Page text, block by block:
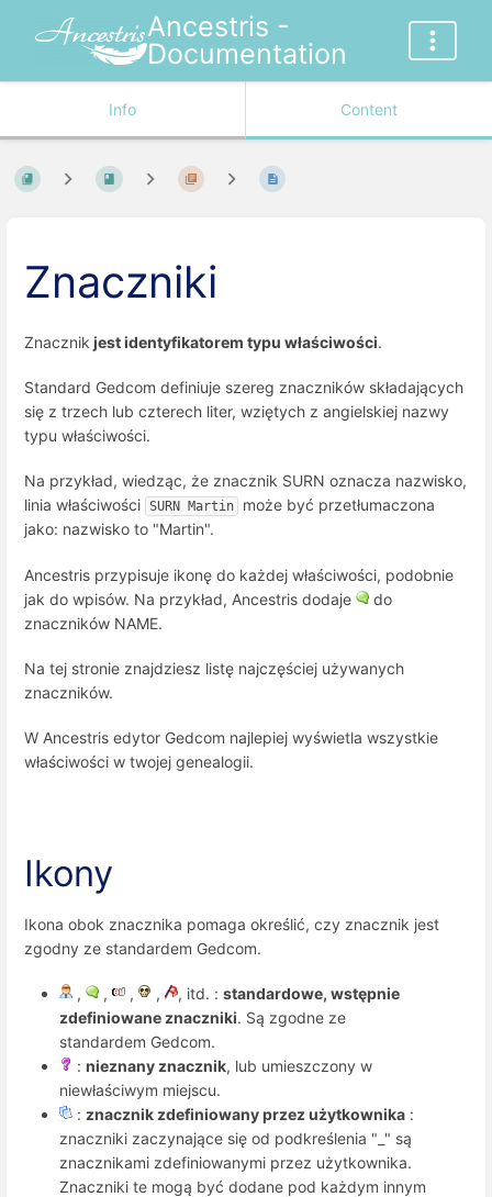
Ancestris -
Documentation
Info Content
Znaczniki
Znacznik jest identyfikatorem typu właściwości.
Standard Gedcom definiuje szereg znaczników składających
się z trzech lub czterech liter, wziętych z angielskiej nazwy
typu właściwości.
Na przykład, wiedząc, że znacznik SURN oznacza nazwisko,
linia właściwości SURN Martin
może być przetłumaczona
jako: nazwisko to "Martin".
Ancestris przypisuje ikonę do każdej właściwości, podobnie
jak do wpisów. Na przykład, Ancestris dodaje
do
znaczników NAME.
Na tej stronie znajdziesz listę najczęściej używanych
znaczników.
W Ancestris edytor Gedcom najlepiej wyświetla wszystkie
właściwości w twojej genealogii.
Ikony
Ikona obok znacznika pomaga określić, czy znacznik jest
zgodny ze standardem Gedcom.
, , , , , itd. : standardowe, wstępnie
zdefiniowane znaczniki. Są zgodne ze
standardem Gedcom.
: nieznany znacznik, lub umieszczony w
niewłaściwym miejscu.
: znacznik zdefiniowany przez użytkownika :
znaczniki zaczynające się od podkreślenia "_" są
znacznikami zdefiniowanymi przez użytkownika.
Znaczniki te mogą być dodane pod każdym innym